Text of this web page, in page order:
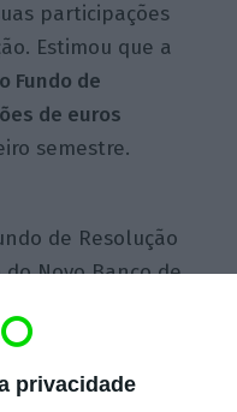
privacidade
participações
Estimou que a
Fundo de
de euros
semestre.
de Resolução
Novo Banco de
fundos de
explicações
operações